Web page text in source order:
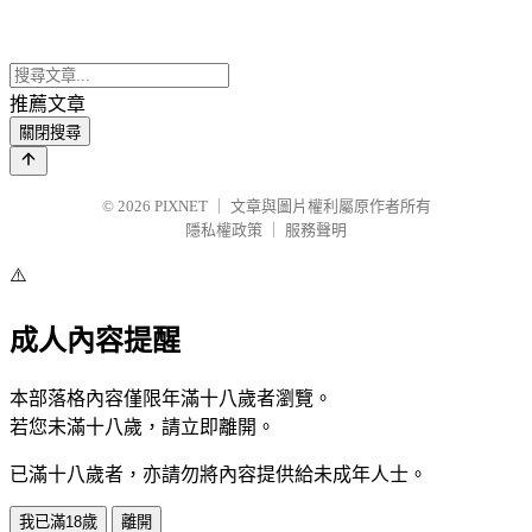
推薦文章
關閉搜尋
© 2026 PIXNET
文章與圖片權利屬原作者所有
隱私權政策
服務聲明
⚠️
成人內容提醒
本部落格內容僅限年滿十八歲者瀏覽。
若您未滿十八歲，請立即離開。
已滿十八歲者，亦請勿將內容提供給未成年人士。
我已滿18歲 離開